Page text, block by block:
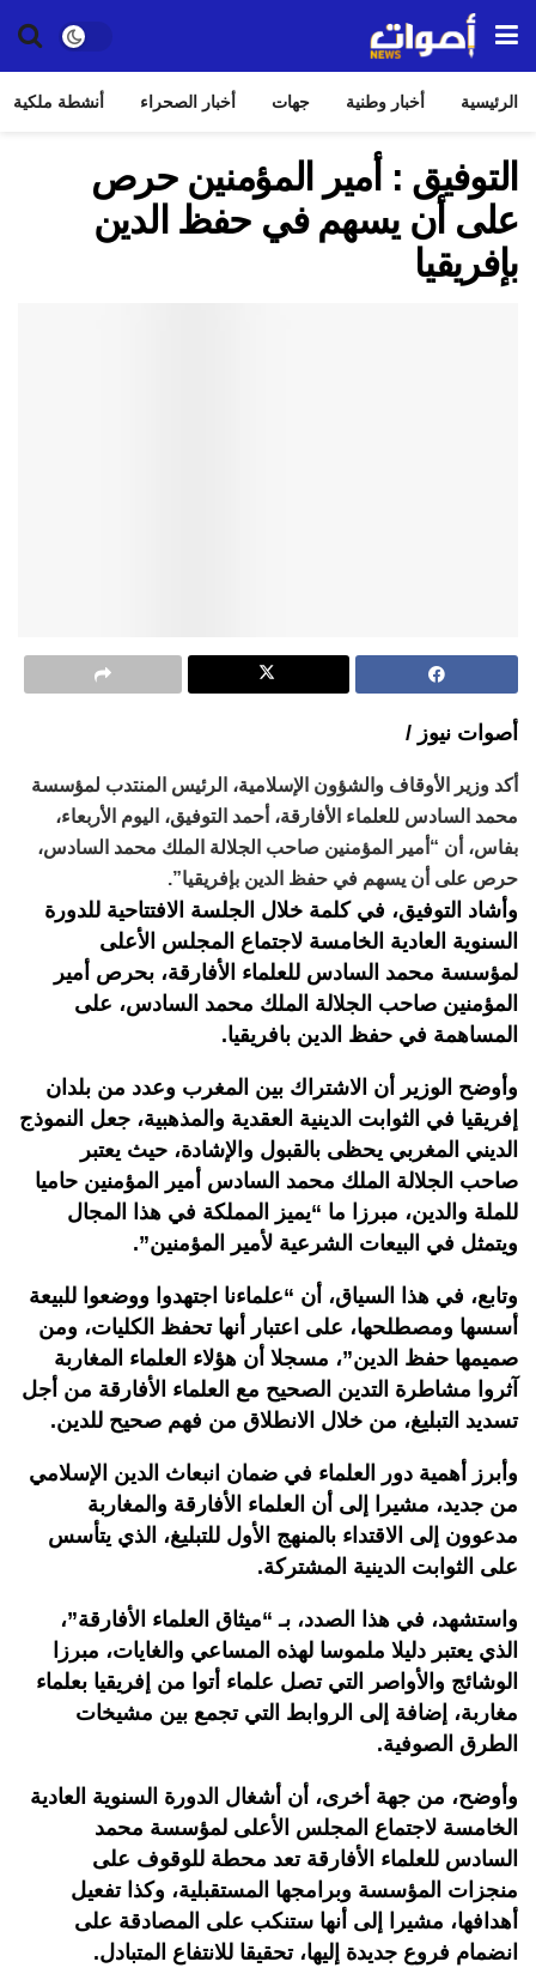
الرئيسية أخبار وطنية جهات أخبار الصحراء أنشطة ملكية
التوفيق : أمير المؤمنين حرص
على أن يسهم في حفظ الدين
بإفريقيا
أصوات نيوز /
أكد وزير الأوقاف والشؤون الإسلامية، الرئيس المنتدب لمؤسسة
محمد السادس للعلماء الأفارقة، أحمد التوفيق، اليوم الأربعاء،
بفاس، أن “أمير المؤمنين صاحب الجلالة الملك محمد السادس،
حرص على أن يسهم في حفظ الدين بإفريقيا”.
وأشاد التوفيق، في كلمة خلال الجلسة الافتتاحية للدورة
السنوية العادية الخامسة لاجتماع المجلس الأعلى
لمؤسسة محمد السادس للعلماء الأفارقة، بحرص أمير
المؤمنين صاحب الجلالة الملك محمد السادس، على
المساهمة في حفظ الدين بافريقيا.
وأوضح الوزير أن الاشتراك بين المغرب وعدد من بلدان
إفريقيا في الثوابت الدينية العقدية والمذهبية، جعل النموذج
الديني المغربي يحظى بالقبول والإشادة، حيث يعتبر
صاحب الجلالة الملك محمد السادس أمير المؤمنين حاميا
للملة والدين، مبرزا ما “يميز المملكة في هذا المجال
ويتمثل في البيعات الشرعية لأمير المؤمنين”.
وتابع، في هذا السياق، أن “علماءنا اجتهدوا ووضعوا للبيعة
أسسها ومصطلحها، على اعتبار أنها تحفظ الكليات، ومن
صميمها حفظ الدين”، مسجلا أن هؤلاء العلماء المغاربة
آثروا مشاطرة التدين الصحيح مع العلماء الأفارقة من أجل
تسديد التبليغ، من خلال الانطلاق من فهم صحيح للدين.
وأبرز أهمية دور العلماء في ضمان انبعاث الدين الإسلامي
من جديد، مشيرا إلى أن العلماء الأفارقة والمغاربة
مدعوون إلى الاقتداء بالمنهج الأول للتبليغ، الذي يتأسس
على الثوابت الدينية المشتركة.
واستشهد، في هذا الصدد، بـ “ميثاق العلماء الأفارقة”،
الذي يعتبر دليلا ملموسا لهذه المساعي والغايات، مبرزا
الوشائج والأواصر التي تصل علماء أتوا من إفريقيا بعلماء
مغاربة، إضافة إلى الروابط التي تجمع بين مشيخات
الطرق الصوفية.
وأوضح، من جهة أخرى، أن أشغال الدورة السنوية العادية
الخامسة لاجتماع المجلس الأعلى لمؤسسة محمد
السادس للعلماء الأفارقة تعد محطة للوقوف على
منجزات المؤسسة وبرامجها المستقبلية، وكذا تفعيل
أهدافها، مشيرا إلى أنها ستنكب على المصادقة على
انضمام فروع جديدة إليها، تحقيقا للانتفاع المتبادل.